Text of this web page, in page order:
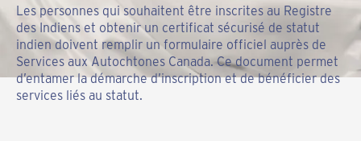
Les personnes qui souhaitent être inscrites au Registre
des Indiens et obtenir un certificat sécurisé de statut
indien doivent remplir un formulaire officiel auprès de
Services aux Autochtones Canada. Ce document permet
d’entamer la démarche d’inscription et de bénéficier des
services liés au statut.